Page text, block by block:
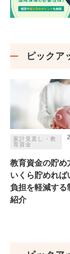
ピックア
家計見直し・教
育資金
教育資金の貯め
いくら貯めれば
負担を軽減する
紹介